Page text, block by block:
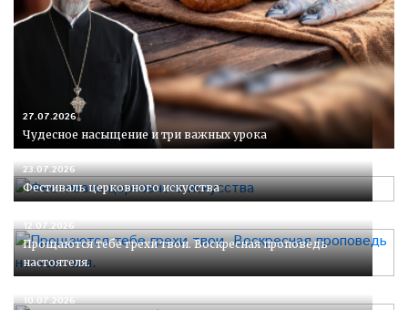
27.07.2026
Чудесное насыщение и три важных урока
23.07.2026
Фестиваль церковного искусства
12.07.2026
Прощаются тебе грехи твои. Воскресная проповедь
настоятеля.
10.07.2026